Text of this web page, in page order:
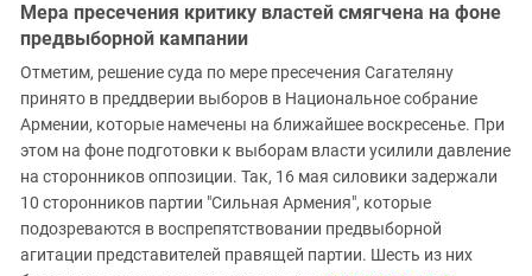
Мера пресечения критику властей смягчена на фоне
предвыборной кампании
Отметим, решение суда по мере пресечения Сагателяну
принято в преддверии выборов в Национальное собрание
Армении, которые намечены на ближайшее воскресенье. При
этом на фоне подготовки к выборам власти усилили давление
на сторонников оппозиции. Так, 16 мая силовики задержали
10 сторонников партии "Сильная Армения", которые
подозреваются в воспрепятствовании предвыборной
агитации представителей правящей партии. Шесть из них